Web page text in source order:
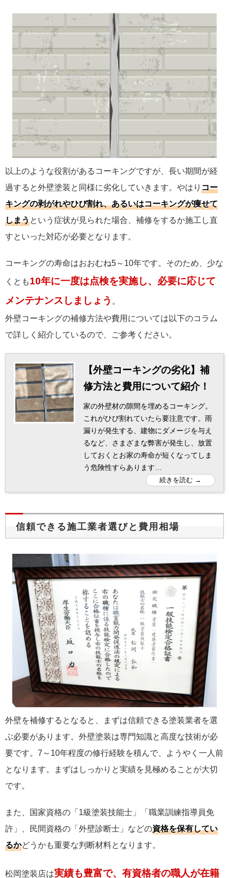
以上のような役割があるコーキングですが、長い期間が経
過すると外壁塗装と同様に劣化していきます。やはり コー
キングの剥がれやひび割れ、あるいはコーキングが痩せて
しまうという症状が見られた場合、補修をするか施工し直
すといった対応が必要となります。
コーキングの寿命はおおむね5～10年です。そのため、少な
くとも10年に一度は点検を実施し、必要に応じて
メンテナンスしましょう 。
外壁コーキングの補修方法や費用については以下のコラム
で詳しく紹介しているので、ご参考ください。
【外壁コーキングの劣化】補
修方法と費用について紹介！
家の外壁材の隙間を埋めるコーキング。
これがひび割れていたら要注意です。雨
漏りが発生する、建物にダメージを与え
るなど、さまざまな弊害が発生し、放置
しておくとお家の寿命が短くなってしま
う危険性すらあります…
信頼できる施工業者選びと費用相場
外壁を補修するとなると、まずは信頼できる塗装業者を選
ぶ必要があります。外壁塗装は専門知識と高度な技術が必
要です。7～10年程度の修行経験を積んで、ようやく一人前
となります。まずはしっかりと実績を見極めることが大切
です。
また、国家資格の「1級塗装技能士」「職業訓練指導員免
許」、民間資格の「外壁診断士」などの資格を保有してい
るかどうかも重要な判断材料となります。
松岡塗装店は実績も豊富で、有資格者の職人が在籍